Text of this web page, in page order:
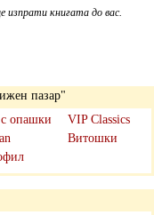
изпрати книгата до вас.
пазар"
опашки
VIP Classics
Витошки